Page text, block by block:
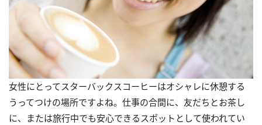
女性にとってスターバックスコーヒーはオシャレに休憩する
うってつけの場所ですよね。仕事の合間に、友だちとお茶し
に、または旅行中でも安心できるスポットとして使われてい